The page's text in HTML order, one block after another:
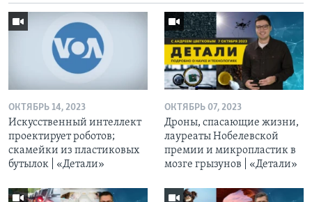
ОКТЯБРЬ 14, 2023
Искусственный интеллект
проектирует роботов;
скамейки из пластиковых
бутылок | «Детали»
ОКТЯБРЬ 07, 2023
Дроны, спасающие жизни,
лауреаты Нобелевской
премии и микропластик в
мозге грызунов | «Детали»